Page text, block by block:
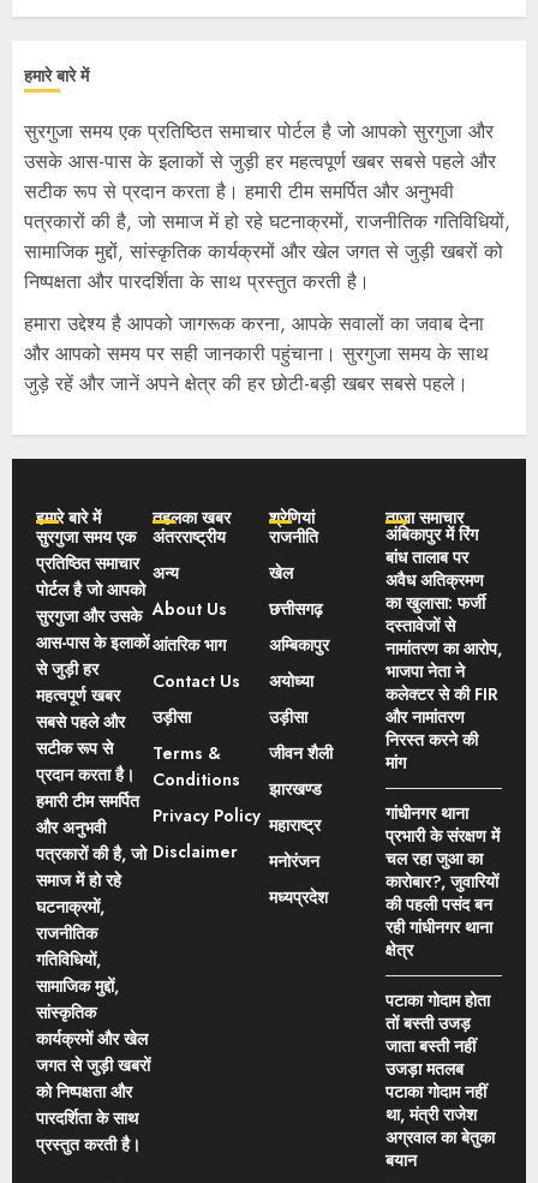
हमारे बारे में
सुरगुजा समय एक प्रतिष्ठित समाचार पोर्टल है जो आपको सुरगुजा और
उसके आस-पास के इलाकों से जुड़ी हर महत्वपूर्ण खबर सबसे पहले और
सटीक रूप से प्रदान करता है। हमारी टीम समर्पित और अनुभवी
पत्रकारों की है, जो समाज में हो रहे घटनाक्रमों, राजनीतिक गतिविधियों,
सामाजिक मुद्दों, सांस्कृतिक कार्यक्रमों और खेल जगत से जुड़ी खबरों को
निष्पक्षता और पारदर्शिता के साथ प्रस्तुत करती है।
हमारा उद्देश्य है आपको जागरूक करना, आपके सवालों का जवाब देना
और आपको समय पर सही जानकारी पहुंचाना। सुरगुजा समय के साथ
जुड़े रहें और जानें अपने क्षेत्र की हर छोटी-बड़ी खबर सबसे पहले।
हमारे बारे में
सुरगुजा समय एक
प्रतिष्ठित समाचार
पोर्टल है जो आपको
सुरगुजा और उसके
आस-पास के इलाकों
से जुड़ी हर
महत्वपूर्ण खबर
सबसे पहले और
सटीक रूप से
प्रदान करता है।
हमारी टीम समर्पित
और अनुभवी
पत्रकारों की है, जो
समाज में हो रहे
घटनाक्रमों,
राजनीतिक
गतिविधियों,
सामाजिक मुद्दों,
सांस्कृतिक
कार्यक्रमों और खेल
जगत से जुड़ी खबरों
को निष्पक्षता और
पारदर्शिता के साथ
प्रस्तुत करती है।
तहलका खबर
अंतरराष्ट्रीय
अन्य
About Us
आंतरिक भाग
Contact Us
उड़ीसा
Terms &
Conditions
Privacy Policy
Disclaimer
श्रेणियां
राजनीति
खेल
छत्तीसगढ़
अम्बिकापुर
अयोध्या
उड़ीसा
जीवन शैली
झारखण्ड
महाराष्ट्र
मनोरंजन
मध्यप्रदेश
ताज़ा समाचार
अंबिकापुर में रिंग
बांध तालाब पर
अवैध अतिक्रमण
का खुलासा: फर्जी
दस्तावेजों से
नामांतरण का आरोप,
भाजपा नेता ने
कलेक्टर से की FIR
और नामांतरण
निरस्त करने की
मांग
गांधीनगर थाना
प्रभारी के संरक्षण में
चल रहा जुआ का
कारोबार?, जुवारियों
की पहली पसंद बन
रही गांधीनगर थाना
क्षेत्र
पटाका गोदाम होता
तों बस्ती उजड़
जाता बस्ती नहीं
उजड़ा मतलब
पटाका गोदाम नहीं
था, मंत्री राजेश
अग्रवाल का बेतुका
बयान